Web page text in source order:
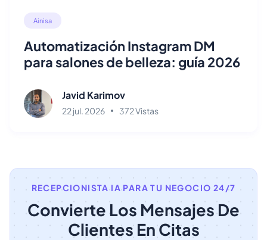
Ainisa
Automatización Instagram DM
para salones de belleza: guía 2026
Javid Karimov
22 jul. 2026 372 Vistas
RECEPCIONISTA IA PARA TU NEGOCIO 24/7
Convierte Los Mensajes De
Clientes En Citas